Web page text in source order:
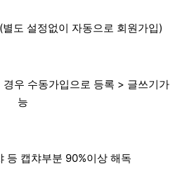
도 설정없이 자동으로 회원가입)
우 수동가입으로 등록 > 글쓰기가
능
등 캡챠부분 90%이상 해독